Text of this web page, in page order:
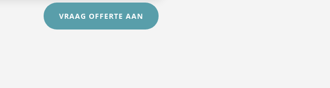
VRAAG OFFERTE AAN